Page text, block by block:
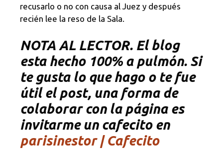
recusarlo o no con causa al Juez y después
recién lee la reso de la Sala.
NOTA AL LECTOR. El blog
esta hecho 100% a pulmón. Si
te gusta lo que hago o te fue
útil el post, una forma de
colaborar con la página es
invitarme un cafecito en
parisinestor | Cafecito